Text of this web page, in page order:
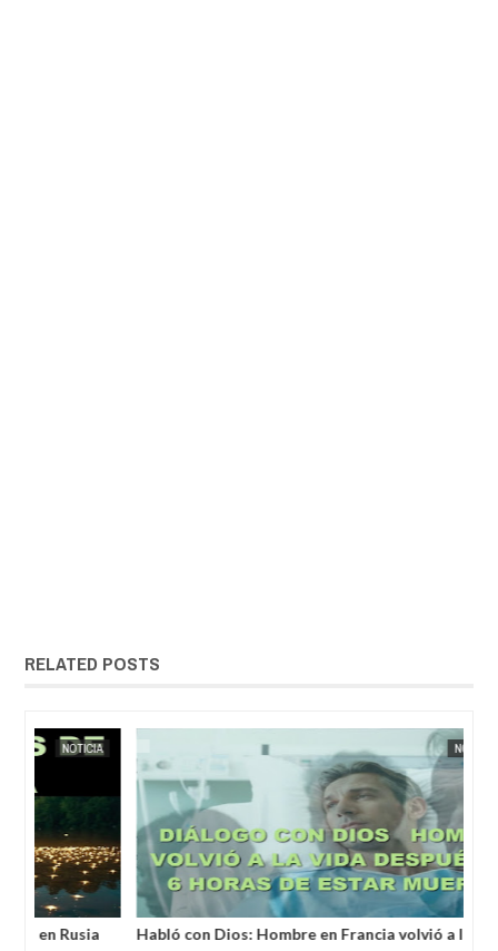
RELATED POSTS
MAY 25, 2025
NOTICIA AL DÍA
Habló con Dios: Hombre en Francia volvió a la vida
EXTRANOTIX MISTERIO